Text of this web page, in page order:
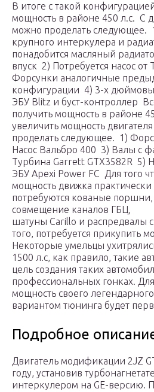
В итоге с такой
мощность в районе 450 л.с. С
можно проделать следующее.
крупного интеркулера и
понадобится масляный
впуск 2) Потребуется насос от
Форсунки аналогичные
конфигурации 4) 3-х
ЭБУ Blitz и буст-контроллер
получить мощность в районе
увеличить мощность
проделать следующее. 1)
Насос Вальбро 400 3) Валы с
Турбина Garrett GTX3582R 5)
ЭБУ Apexi Power FC Для того
мощность движка практически
потребуются кованые
совмещение каналов ГБЦ,
шатуны Carillo и распредвалы
того, потребуется прикупить
Некоторые умельцы
1500 л.с, как правило, такие
цель создания таких
профессиональных гонках.
мощность своего
вариантом тюнинга будет
Подробное
Двигатель модификации 2JZ
году, установив
интеркулером на GE-версию.